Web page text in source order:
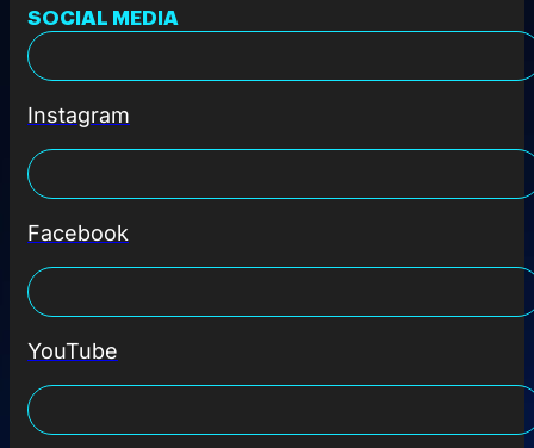
SOCIAL MEDIA
Instagram
Facebook
YouTube